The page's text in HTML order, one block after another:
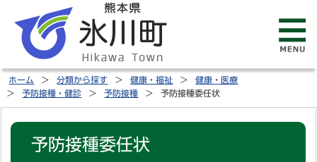
ホーム 分類から探す 健康・福祉
健康・医療
予防接種・健診
予防接種 予防接種委任状
予防接種委任状